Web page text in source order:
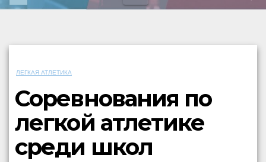
ЛЕГКАЯ АТЛЕТИКА
Соревнования по
легкой атлетике
среди школ